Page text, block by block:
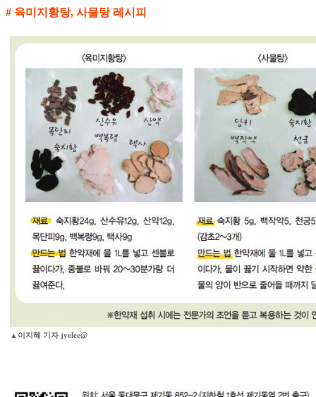
# 육미지황탕, 사물탕 레시피
▲이지혜 기자 jyelee@